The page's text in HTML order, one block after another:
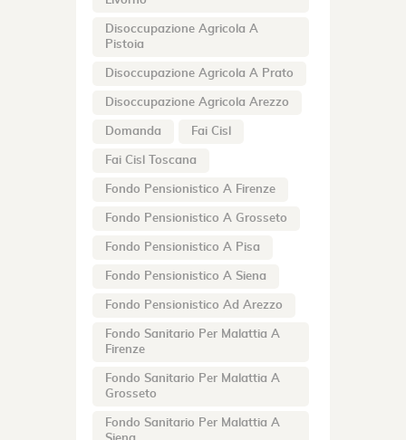
Disoccupazione Agricola A
Pistoia
Disoccupazione Agricola A Prato
Disoccupazione Agricola Arezzo
Domanda Fai Cisl
Fai Cisl Toscana
Fondo Pensionistico A Firenze
Fondo Pensionistico A Grosseto
Fondo Pensionistico A Pisa
Fondo Pensionistico A Siena
Fondo Pensionistico Ad Arezzo
Fondo Sanitario Per Malattia A
Firenze
Fondo Sanitario Per Malattia A
Grosseto
Fondo Sanitario Per Malattia A